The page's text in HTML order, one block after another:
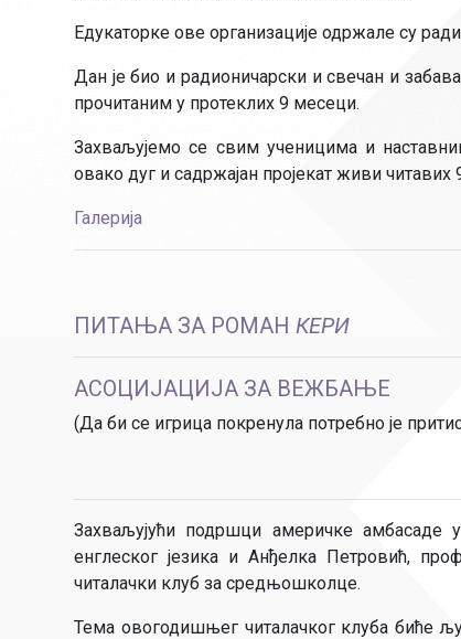
Едукаторке ове организације одржале су
Дан је био и радионичарски и свечан и
прочитаним у протеклих 9 месеци.
Захваљујемо се свим ученицима и
овако дуг и садржајан пројекат живи читавих
Галерија
ПИТАЊА ЗА РОМАН КЕРИ
АСОЦИЈАЦИЈА ЗА ВЕЖБАЊЕ
(Да би се игрица покренула потребно је
Захваљујући подршци америчке
енглеског језика и Анђелка Петровић,
читалачки клуб за средњошколце.
Тема овогодишњег читалачког клуба биће